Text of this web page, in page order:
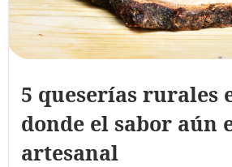
5 queserías rurales
donde el sabor aún
artesanal